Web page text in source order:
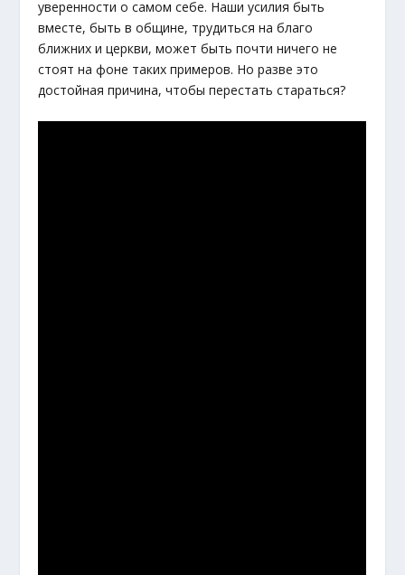
уверенности о самом себе. Наши усилия быть
вместе, быть в общине, трудиться на благо
ближних и церкви, может быть почти ничего не
стоят на фоне таких примеров. Но разве это
достойная причина, чтобы перестать стараться?